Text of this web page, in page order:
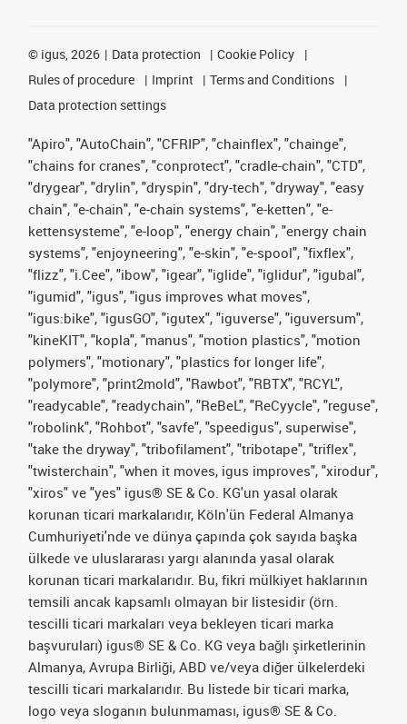
© igus, 2026 Data protection
Cookie Policy
Rules of procedure
Imprint
Terms and Conditions
Data protection settings
"Apiro", "AutoChain", "CFRIP", "chainflex", "chainge",
"chains for cranes", "conprotect", "cradle-chain", "CTD",
"drygear", "drylin", "dryspin", "dry-tech", "dryway", "easy
chain", "e-chain", "e-chain systems", "e-ketten", "e-
kettensysteme", "e-loop", "energy chain", "energy chain
systems", "enjoyneering", "e-skin", "e-spool", "fixflex",
"flizz", "i.Cee", "ibow", "igear", "iglide", "iglidur", "igubal",
"igumid", "igus", "igus improves what moves",
"igus:bike", "igusGO", "igutex", "iguverse", "iguversum",
"kineKIT", "kopla", "manus", "motion plastics", "motion
polymers", "motionary", "plastics for longer life",
"polymore", "print2mold", "Rawbot", "RBTX", "RCYL",
"readycable", "readychain", "ReBeL", "ReCyycle", "reguse",
"robolink", "Rohbot", "savfe", "speedigus", superwise",
"take the dryway", "tribofilament", "tribotape", "triflex",
"twisterchain", "when it moves, igus improves", "xirodur",
"xiros" ve "yes" igus® SE & Co. KG'un yasal olarak
korunan ticari markalarıdır, Köln'ün Federal Almanya
Cumhuriyeti'nde ve dünya çapında çok sayıda başka
ülkede ve uluslararası yargı alanında yasal olarak
korunan ticari markalarıdır. Bu, fikri mülkiyet haklarının
temsili ancak kapsamlı olmayan bir listesidir (örn.
tescilli ticari markaları veya bekleyen ticari marka
başvuruları) igus® SE & Co. KG veya bağlı şirketlerinin
Almanya, Avrupa Birliği, ABD ve/veya diğer ülkelerdeki
tescilli ticari markalarıdır. Bu listede bir ticari marka,
logo veya sloganın bulunmaması, igus® SE & Co.